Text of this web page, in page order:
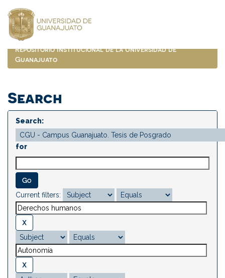
navigation
Repositorio Institucional de la Universidad de
Guanajuato
Search
Search:
for
Current filters: